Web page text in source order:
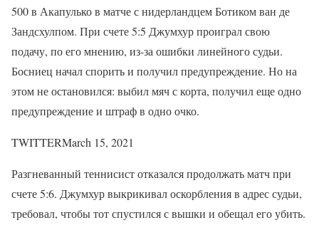
500 в Акапулько в матче с нидерландцем Ботиком ван де
Зандсхулпом. При счете 5:5 Джумхур проиграл свою
подачу, по его мнению, из-за ошибки линейного судьи.
Босниец начал спорить и получил предупреждение. Но на
этом не остановился: выбил мяч с корта, получил еще одно
предупреждение и штраф в одно очко.
TWITTERMarch 15, 2021
Разгневанный теннисист отказался продолжать матч при
счете 5:6. Джумхур выкрикивал оскорбления в адрес судьи,
требовал, чтобы тот спустился с вышки и обещал его убить.